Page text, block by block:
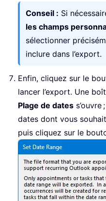
Conseil : Si
les champs
sélectionner
inclure dans l’export.
Enfin, cliquez sur le
lancer l’export. Une
Plage de dates
dates dont vous
puis cliquez sur le